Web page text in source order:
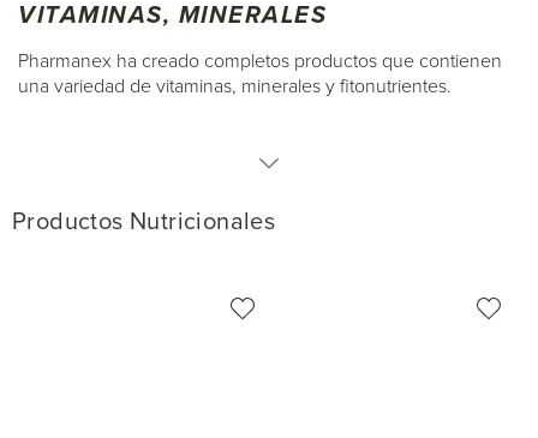
VITAMINAS, MINERALES
Pharmanex ha creado completos productos que contienen
una variedad de vitaminas, minerales y fitonutrientes.
Productos Nutricionales
Productos Nutricionales